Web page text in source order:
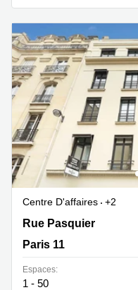
Centre D'affaires
+2
18 Rue Pasquier, Paris 11
Rue Pasquier
Paris 11
Espaces:
1 - 50